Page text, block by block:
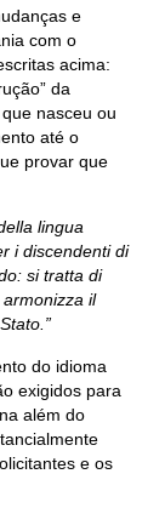
e
com o
acima:
da
nasceu ou
até o
provar que
lingua
i discendenti di
si tratta di
il
do idioma
exigidos para
além do
e os